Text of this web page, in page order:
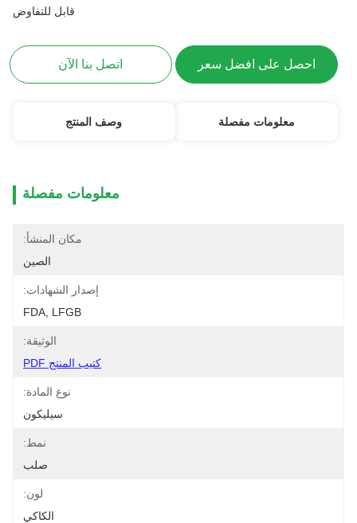
قابل للتفاوض
احصل على افضل سعر اتصل بنا الآن
معلومات مفصلة وصف المنتج
معلومات مفصلة
مكان المنشأ:
الصين
إصدار الشهادات:
FDA, LFGB
الوثيقة:
كتيب المنتج PDF
نوع المادة:
سيليكون
نمط:
صلب
لون:
الكاكي